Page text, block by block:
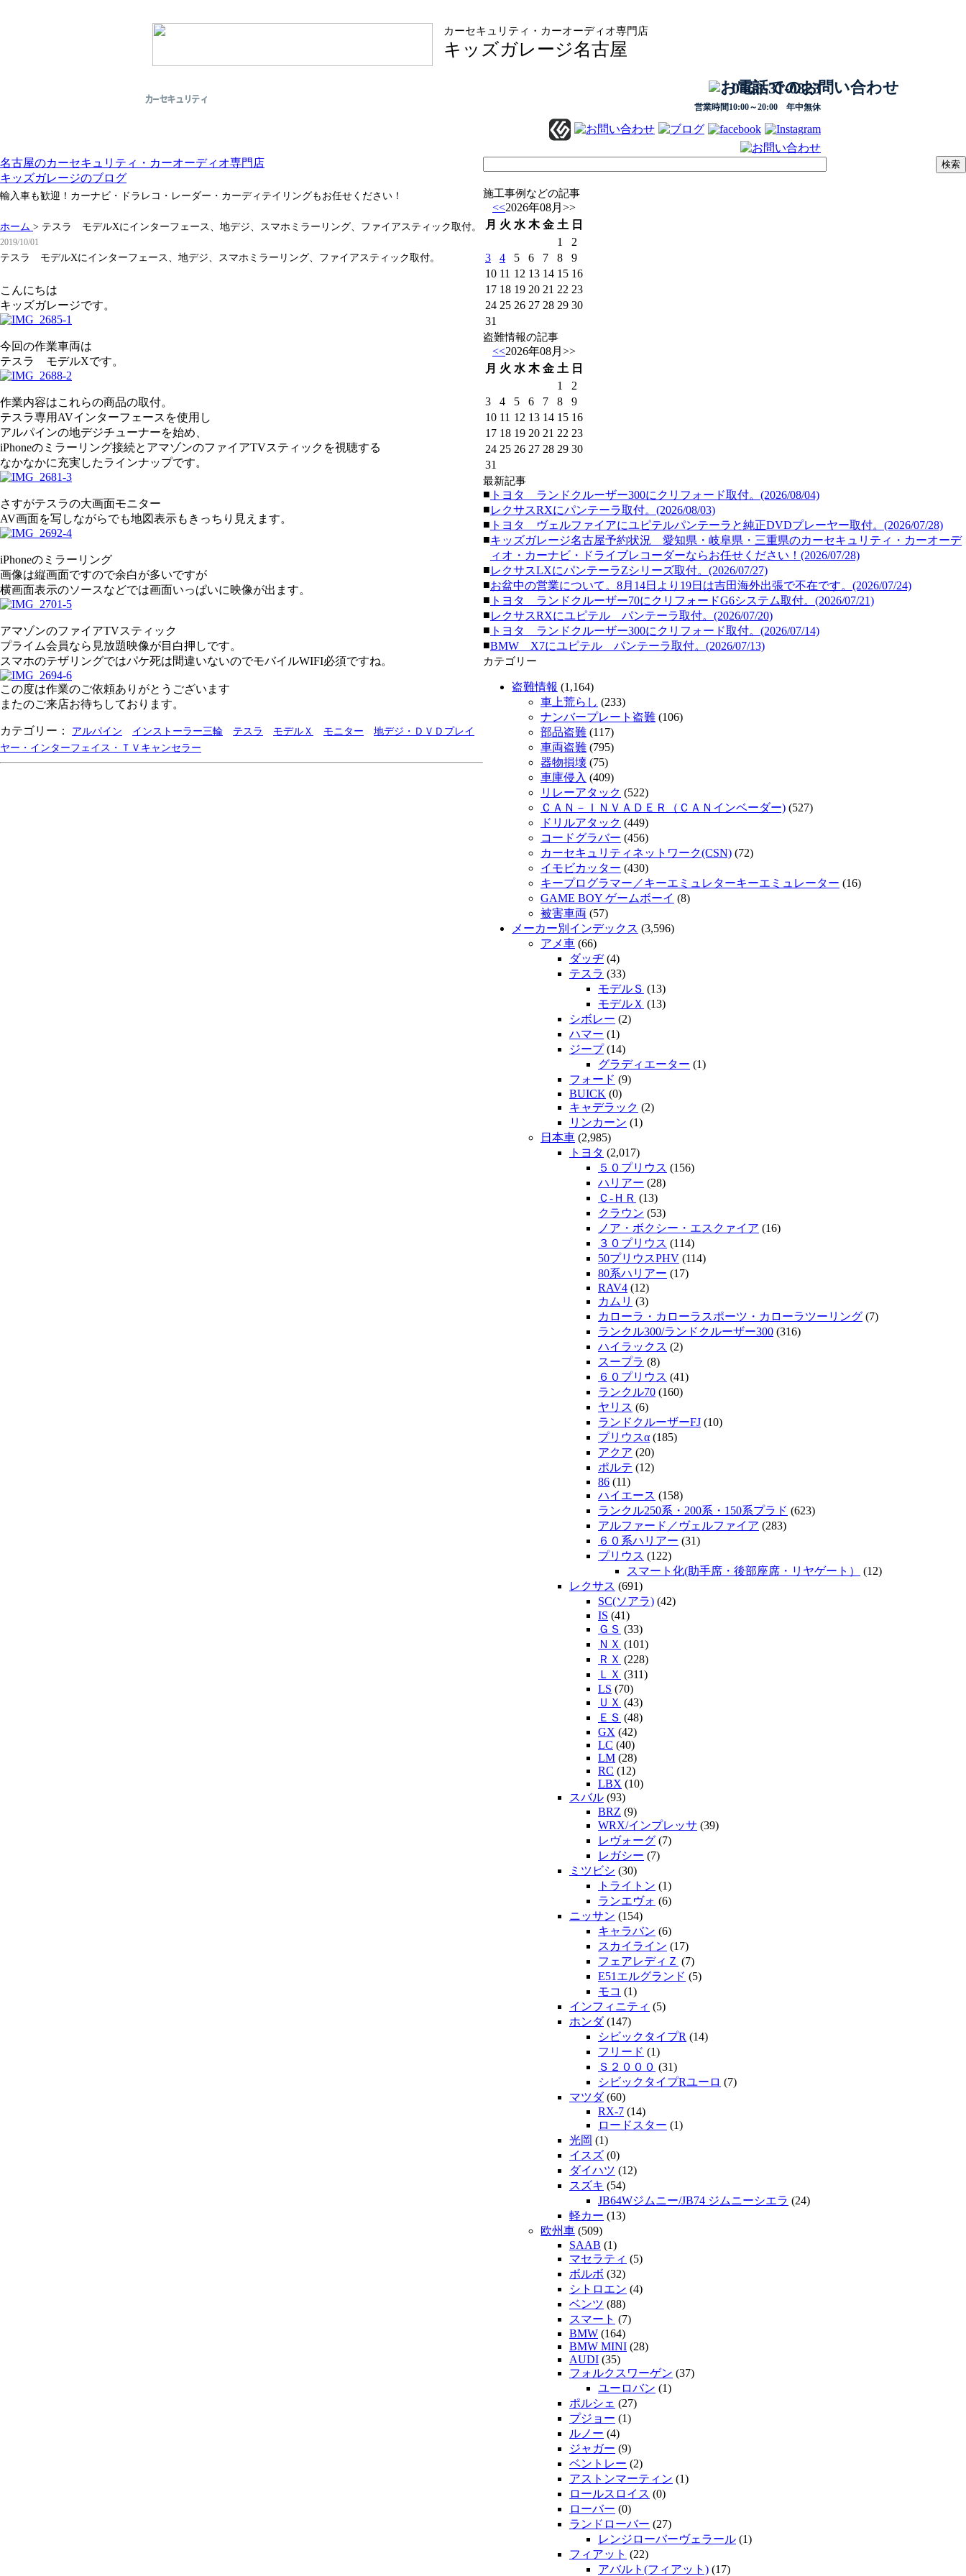
カーセキュリティ・カーオーディオ専門店
キッズガレージ名古屋
0568-31-0823
営業時間10:00～20:00 年中無休
名古屋のカーセキュリティ・カーオーディオ専門店
キッズガレージのブログ
輸入車も歓迎！カーナビ・ドラレコ・レーダー・カーディテイリングもお任せください！
ホーム > テスラ モデルXにインターフェース、地デジ、スマホミラーリング、ファイアスティック取付。
2019/10/01
テスラ モデルXにインターフェース、地デジ、スマホミラーリング、ファイアスティック取付。
こんにちは
キッズガレージです。
今回の作業車両は
テスラ モデルXです。
作業内容はこれらの商品の取付。
テスラ専用AVインターフェースを使用し
アルパインの地デジチューナーを始め、
iPhoneのミラーリング接続とアマゾンのファイアTVスティックを視聴する
なかなかに充実したラインナップです。
さすがテスラの大画面モニター
AV画面を写しながらでも地図表示もきっちり見えます。
iPhoneのミラーリング
画像は縦画面ですので余白が多いですが
横画面表示のソースなどでは画面いっぱいに映像が出ます。
アマゾンのファイアTVスティック
プライム会員なら見放題映像が目白押しです。
スマホのテザリングではパケ死は間違いないのでモバイルWIFI必須ですね。
この度は作業のご依頼ありがとうございます
またのご来店お待ちしております。
カテゴリー： アルパイン インストーラー三輪 テスラ モデルＸ モニター
地デジ・ＤＶＤプレイ
ヤー・インターフェイス・ＴＶキャンセラー
施工事例などの記事
<<2026年08月 >>
月 火 水 木 金 土 日
1
2
3
4 5 6 7 8
9
10 11 12 13 14 15 16
17 18 19 20 21 22 23
24 25 26 27 28 29 30
31
盗難情報の記事
<<2026年08月 >>
月 火 水 木 金 土 日
1
2
3
4 5 6 7 8
9
10 11 12 13 14 15 16
17 18 19 20 21 22 23
24 25 26 27 28 29 30
31
最新記事
■ トヨタ ランドクルーザー300にクリフォード取付。(2026/08/04)
■レクサスRXにパンテーラ取付。(2026/08/03)
■ トヨタ ヴェルファイアにユピテルパンテーラと純正DVDプレーヤー取付。(2026/07/28)
■キッズガレージ名古屋予約状況 愛知県・岐阜県・三重県のカーセキュリティ・カーオーデ
ィオ・カーナビ・ドライブレコーダーならお任せください！(2026/07/28)
■レクサスLXにパンテーラZシリーズ取付。(2026/07/27)
■お盆中の営業について。8月14日より19日は吉田海外出張で不在です。(2026/07/24)
■ トヨタ ランドクルーザー70にクリフォードG6システム取付。(2026/07/21)
■レクサスRXにユピテル パンテーラ取付。(2026/07/20)
■ トヨタ ランドクルーザー300にクリフォード取付。(2026/07/14)
■BMW X7にユピテル パンテーラ取付。(2026/07/13)
カテゴリー
盗難情報 (1,164)
車上荒らし (233)
ナンバープレート盗難 (106)
部品盗難 (117)
車両盗難 (795)
器物損壊 (75)
車庫侵入 (409)
リレーアタック (522)
ＣＡＮ－ＩＮＶＡＤＥＲ（ＣＡＮインベーダー) (527)
ドリルアタック (449)
コードグラバー (456)
カーセキュリティネットワーク(CSN) (72)
イモビカッター (430)
キープログラマー／キーエミュレターキーエミュレーター (16)
GAME BOY ゲームボーイ (8)
被害車両 (57)
メーカー別インデックス (3,596)
アメ車 (66)
ダッヂ(4)
テスラ (33)
モデルＳ (13)
モデルＸ (13)
シボレー (2)
ハマー (1)
ジープ(14)
グラディエーター (1)
フォード (9)
BUICK (0)
キャデラック (2)
リンカーン (1)
日本車 (2,985)
トヨタ (2,017)
５０プリウス (156)
ハリアー (28)
Ｃ-ＨＲ (13)
クラウン (53)
ノア・ボクシー・エスクァイア (16)
３０プリウス (114)
50プリウスPHV (114)
80系ハリアー (17)
RAV4 (12)
カムリ (3)
カローラ・カローラスポーツ・カローラツーリング (7)
ランクル300/ランドクルーザー300 (316)
ハイラックス (2)
スープラ (8)
６０プリウス (41)
ランクル70 (160)
ヤリス (6)
ランドクルーザーFJ (10)
プリウスα (185)
アクア (20)
ポルテ (12)
86 (11)
ハイエース (158)
ランクル250系・200系・150系プラド (623)
アルファード／ヴェルファイア (283)
６０系ハリアー (31)
プリウス (122)
スマート化(助手席・後部座席・リヤゲート）
(12)
レクサス (691)
SC(ソアラ) (42)
IS (41)
ＧＳ (33)
ＮＸ (101)
ＲＸ (228)
ＬＸ (311)
LS (70)
ＵＸ (43)
ＥＳ (48)
GX (42)
LC (40)
LM (28)
RC (12)
LBX (10)
スバル (93)
BRZ (9)
WRX/インプレッサ (39)
レヴォーグ (7)
レガシー (7)
ミツビシ (30)
トライトン (1)
ランエヴォ (6)
ニッサン (154)
キャラバン (6)
スカイライン (17)
フェアレディＺ (7)
E51エルグランド (5)
モコ (1)
インフィニティ (5)
ホンダ(147)
シビックタイプR (14)
フリード (1)
Ｓ２０００ (31)
シビックタイプRユーロ (7)
マツダ(60)
RX-7 (14)
ロードスター (1)
光岡 (1)
イスズ (0)
ダイハツ (12)
スズキ (54)
JB64Wジムニー/JB74 ジムニーシエラ (24)
軽カー (13)
欧州車 (509)
SAAB (1)
マセラティ (5)
ボルボ (32)
シトロエン (4)
ベンツ (88)
スマート (7)
BMW (164)
BMW MINI (28)
AUDI (35)
フォルクスワーゲン (37)
ユーロバン (1)
ポルシェ (27)
プジョー (1)
ルノー (4)
ジャガー (9)
ベントレー (2)
アストンマーティン (1)
ロールスロイス (0)
ローバー (0)
ランドローバー (27)
レンジローバーヴェラール (1)
フィアット (22)
アバルト(フィアット) (17)